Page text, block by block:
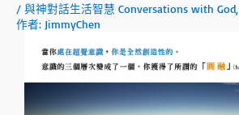
py
Li
n
k
b
o
ok
tt
er
e
C
at
ail
/ 與神對話生活智慧 Conversations with God
作者: JimmyChen